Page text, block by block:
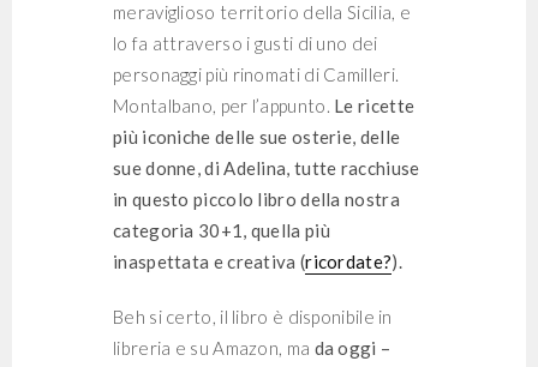
meraviglioso territorio della Sicilia, e
lo fa attraverso i gusti di uno dei
personaggi più rinomati di Camilleri.
Montalbano, per l’appunto. Le ricette
più iconiche delle sue osterie, delle
sue donne, di Adelina, tutte racchiuse
in questo piccolo libro della nostra
categoria 30+1, quella più
inaspettata e creativa (ricordate?).
Beh si certo, il libro è disponibile in
libreria e su Amazon, ma da oggi –